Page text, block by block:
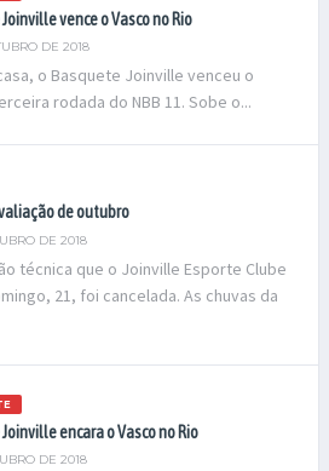
vence o Vasco no Rio
DE 2018
o Basquete Joinville venceu o
rodada do NBB 11. Sobe o...
de outubro
DE 2018
técnica que o Joinville Esporte Clube
21, foi cancelada. As chuvas da
encara o Vasco no Rio
DE 2018